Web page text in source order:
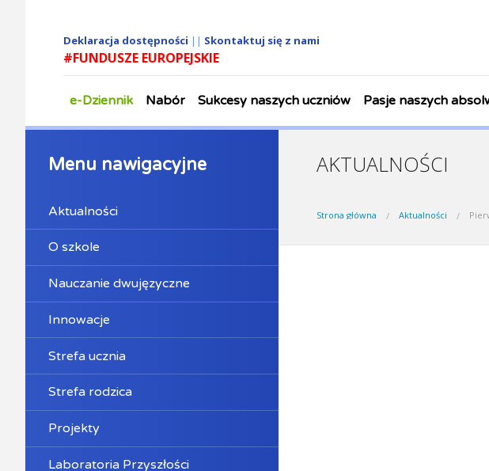
Deklaracja dostępności || Skontaktuj się z nami
#FUNDUSZE EUROPEJSKIE
e-Dziennik Nabór Sukcesy naszych uczniów Pasje naszych
Menu nawigacyjne
Aktualności
O szkole
Nauczanie dwujęzyczne
Innowacje
Strefa ucznia
Strefa rodzica
Projekty
Laboratoria Przyszłości
AKTUALNOŚCI
Strona główna Aktualności